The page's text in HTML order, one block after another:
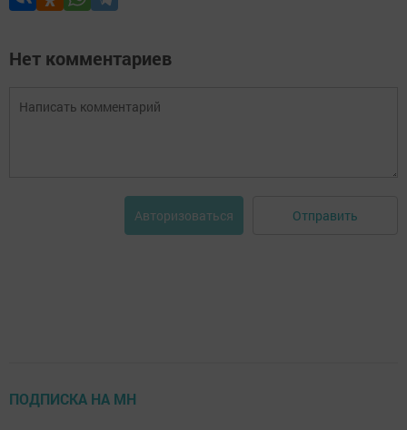
Нет комментариев
Авторизоваться Отправить
ПОДПИСКА НА МН